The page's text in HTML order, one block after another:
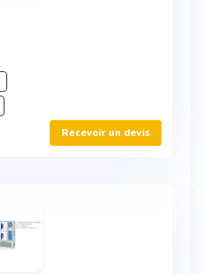
Recevoir un devis